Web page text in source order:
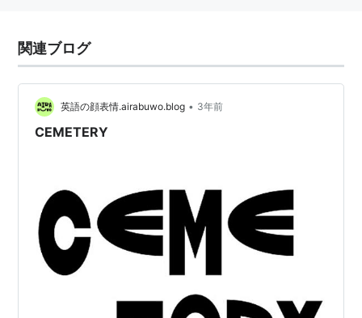
関連ブログ
英語の顔表情.airabuwo.blog • 3年前
CEMETERY